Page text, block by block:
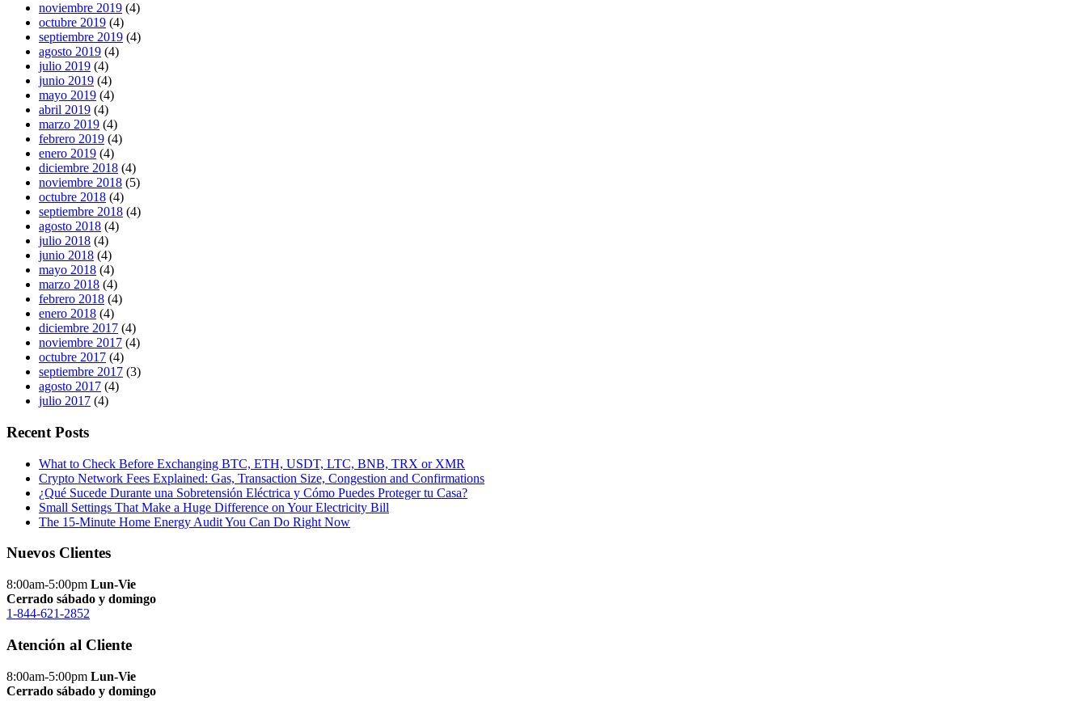
noviembre 2019 (4)
octubre 2019 (4)
septiembre 2019 (4)
agosto 2019 (4)
julio 2019 (4)
junio 2019 (4)
mayo 2019 (4)
abril 2019 (4)
marzo 2019 (4)
febrero 2019 (4)
enero 2019 (4)
diciembre 2018 (4)
noviembre 2018 (5)
octubre 2018 (4)
septiembre 2018 (4)
agosto 2018 (4)
julio 2018 (4)
junio 2018 (4)
mayo 2018 (4)
marzo 2018 (4)
febrero 2018 (4)
enero 2018 (4)
diciembre 2017 (4)
noviembre 2017 (4)
octubre 2017 (4)
septiembre 2017 (3)
agosto 2017 (4)
julio 2017 (4)
Recent Posts
What to Check Before Exchanging BTC, ETH, USDT, LTC, BNB, TRX or XMR
Crypto Network Fees Explained: Gas, Transaction Size, Congestion and Confirmations
¿Qué Sucede Durante una Sobretensión Eléctrica y Cómo Puedes Proteger tu Casa?
Small Settings That Make a Huge Difference on Your Electricity Bill
The 15-Minute Home Energy Audit You Can Do Right Now
Nuevos Clientes
8:00am-5:00pm Lun-Vie
Cerrado sábado y domingo
1-844-621-2852
Atención al Cliente
8:00am-5:00pm Lun-Vie
Cerrado sábado y domingo